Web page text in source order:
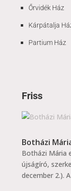
Őrvidék Ház
Kárpátalja
Partium Ház
Friss
Botházi
Botházi Mária
újságíró,
december 2.).